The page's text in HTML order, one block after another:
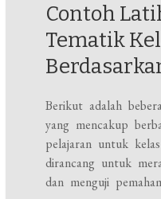
Contoh
Tematik
Berikut adalah
yang mencakup
pelajaran untuk
dirancang untuk
dan menguji